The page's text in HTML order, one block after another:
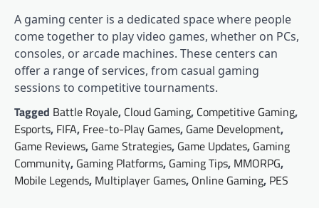
A gaming center is a dedicated space where people
come together to play video games, whether on PCs,
consoles, or arcade machines. These centers can
offer a range of services, from casual gaming
sessions to competitive tournaments.
Tagged Battle Royale, Cloud Gaming, Competitive Gaming,
Esports, FIFA, Free-to-Play Games, Game Development,
Game Reviews, Game Strategies, Game Updates, Gaming
Community, Gaming Platforms, Gaming Tips, MMORPG,
Mobile Legends, Multiplayer Games, Online Gaming, PES